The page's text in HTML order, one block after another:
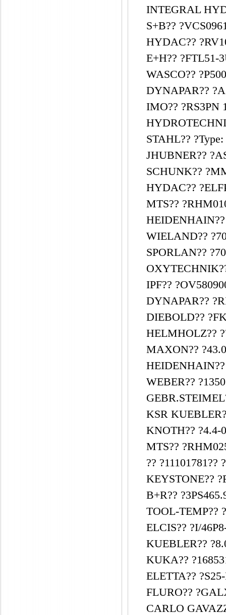
INTEGRAL
S+B??
HYDAC??
E+H?? ?FTL51-
WASCO??
DYNAPAR??
IMO?? ?RS3PN
STAHL??
JHUBNER??
SCHUNK??
HYDAC??
MTS??
HEIDENHAIN??
WIELAND??
SPORLAN??
IPF??
DYNAPAR??
DIEBOLD??
HELMHOLZ??
MAXON??
HEIDENHAIN??
WEBER??
KSR
KNOTH?? ?4.4-
MTS??
?? ?11101781?? ?
KEYSTONE??
B+R??
TOOL-TEMP??
ELCIS?? ?I/
KUEBLER??
KUKA??
ELETTA??
FLURO??
CARLO